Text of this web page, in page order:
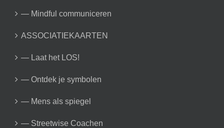
— Mindful communiceren
ASSOCIATIEKAARTEN
— Laat het LOS!
— Ontdek je symbolen
— Mens als spiegel
— Streetwise Coachen